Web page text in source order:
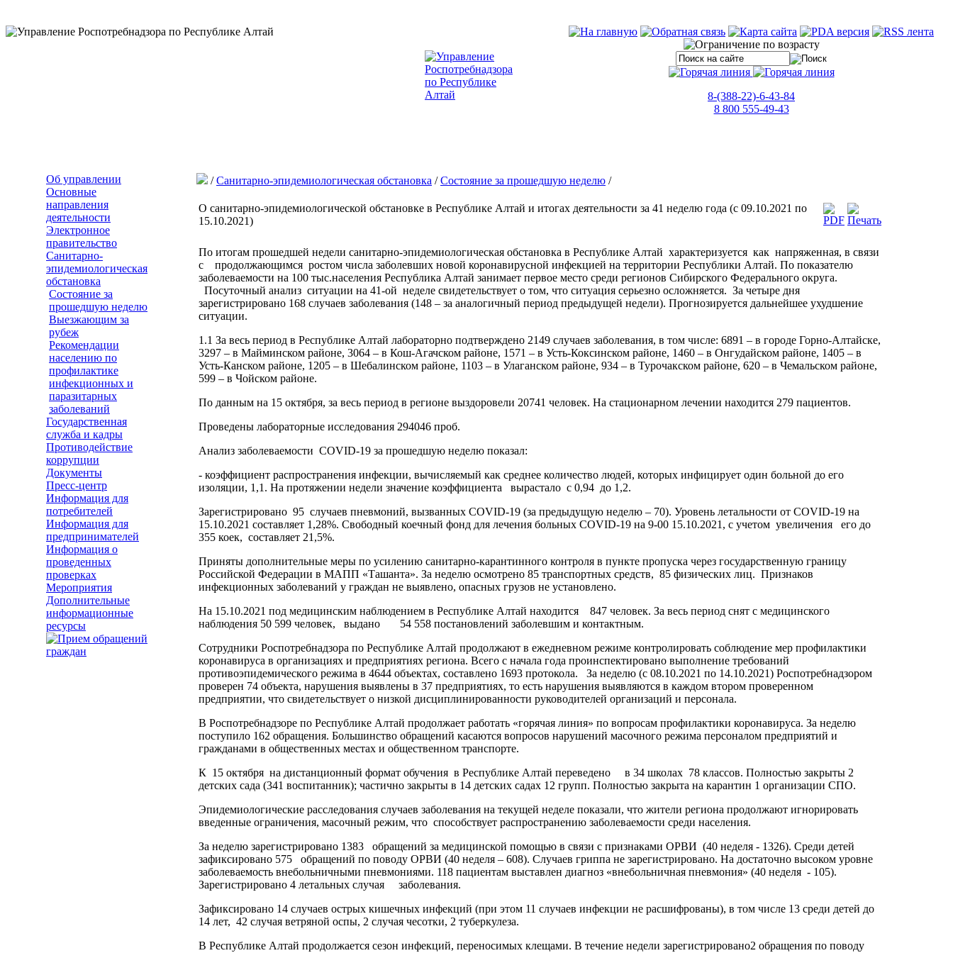
8-(388-22)-6-43-84
8 800 555-49-43
Об управлении
Основные
направления
деятельности
Электронное
правительство
Санитарно-
эпидемиологическая
обстановка
Состояние за
прошедшую неделю
Выезжающим за
рубеж
Рекомендации
населению по
профилактике
инфекционных и
паразитарных
заболеваний
Государственная
служба и кадры
Противодействие
коррупции
Документы
Пресс-центр
Информация для
потребителей
Информация для
предпринимателей
Информация о
проведенных
проверках
Мероприятия
Дополнительные
информационные
ресурсы
/Санитарно-эпидемиологическая обстановка /Состояние за прошедшую неделю /
О санитарно-эпидемиологической обстановке в Республике Алтай и итогах деятельности за 41 неделю года (с 09.10.2021 по
15.10.2021)
По итогам прошедшей недели санитарно-эпидемиологическая обстановка в Республике Алтай характеризуется как напряженная, в связи
с продолжающимся ростом числа заболевших новой коронавирусной инфекцией на территории Республики Алтай. По показателю
заболеваемости на 100 тыс.населения Республика Алтай занимает первое место среди регионов Сибирского Федерального округа.
Посуточный анализ ситуации на 41-ой неделе свидетельствует о том, что ситуация серьезно осложняется. За четыре дня
зарегистрировано 168 случаев заболевания (148 – за аналогичный период предыдущей недели). Прогнозируется дальнейшее ухудшение
ситуации.
1.1 За весь период в Республике Алтай лабораторно подтверждено 2149 случаев заболевания, в том числе: 6891 – в городе Горно-Алтайске,
3297 – в Майминском районе, 3064 – в Кош-Агачском районе, 1571 – в Усть-Коксинском районе, 1460 – в Онгудайском районе, 1405 – в
Усть-Канском районе, 1205 – в Шебалинском районе, 1103 – в Улаганском районе, 934 – в Турочакском районе, 620 – в Чемальском районе,
599 – в Чойском районе.
По данным на 15 октября, за весь период в регионе выздоровели 20741 человек. На стационарном лечении находится 279 пациентов.
Проведены лабораторные исследования 294046 проб.
Анализ заболеваемости COVID-19 за прошедшую неделю показал:
- коэффициент распространения инфекции, вычисляемый как среднее количество людей, которых инфицирует один больной до его
изоляции, 1,1. На протяжении недели значение коэффициента вырастало с 0,94 до 1,2.
Зарегистрировано 95 случаев пневмоний, вызванных COVID-19 (за предыдущую неделю – 70). Уровень летальности от COVID-19 на
15.10.2021 составляет 1,28%. Свободный коечный фонд для лечения больных COVID-19 на 9-00 15.10.2021, с учетом увеличения его до
355 коек, составляет 21,5%.
Приняты дополнительные меры по усилению санитарно-карантинного контроля в пункте пропуска через государственную границу
Российской Федерации в МАПП «Ташанта». За неделю осмотрено 85 транспортных средств, 85 физических лиц. Признаков
инфекционных заболеваний у граждан не выявлено, опасных грузов не установлено.
На 15.10.2021 под медицинским наблюдением в Республике Алтай находится 847 человек. За весь период снят с медицинского
наблюдения 50 599 человек, выдано 54 558 постановлений заболевшим и контактным.
Сотрудники Роспотребнадзора по Республике Алтай продолжают в ежедневном режиме контролировать соблюдение мер профилактики
коронавируса в организациях и предприятиях региона. Всего с начала года проинспектировано выполнение требований
противоэпидемического режима в 4644 объектах, составлено 1693 протокола. За неделю (с 08.10.2021 по 14.10.2021) Роспотребнадзором
проверен 74 объекта, нарушения выявлены в 37 предприятиях, то есть нарушения выявляются в каждом втором проверенном
предприятии, что свидетельствует о низкой дисциплинированности руководителей организаций и персонала.
В Роспотребнадзоре по Республике Алтай продолжает работать «горячая линия» по вопросам профилактики коронавируса. За неделю
поступило 162 обращения. Большинство обращений касаются вопросов нарушений масочного режима персоналом предприятий и
гражданами в общественных местах и общественном транспорте.
К 15 октября на дистанционный формат обучения в Республике Алтай переведено в 34 школах 78 классов. Полностью закрыты 2
детских сада (341 воспитанник); частично закрыты в 14 детских садах 12 групп. Полностью закрыта на карантин 1 организации СПО.
Эпидемиологические расследования случаев заболевания на текущей неделе показали, что жители региона продолжают игнорировать
введенные ограничения, масочный режим, что способствует распространению заболеваемости среди населения.
За неделю зарегистрировано 1383 обращений за медицинской помощью в связи с признаками ОРВИ (40 неделя - 1326). Среди детей
зафиксировано 575 обращений по поводу ОРВИ (40 неделя – 608). Случаев гриппа не зарегистрировано. На достаточно высоком уровне
заболеваемость внебольничными пневмониями. 118 пациентам выставлен диагноз «внебольничная пневмония» (40 неделя - 105).
Зарегистрировано 4 летальных случая заболевания.
Зафиксировано 14 случаев острых кишечных инфекций (при этом 11 случаев инфекции не расшифрованы), в том числе 13 среди детей до
14 лет, 42 случая ветряной оспы, 2 случая чесотки, 2 туберкулеза.
В Республике Алтай продолжается сезон инфекций, переносимых клещами. В течение недели зарегистрировано2 обращения по поводу